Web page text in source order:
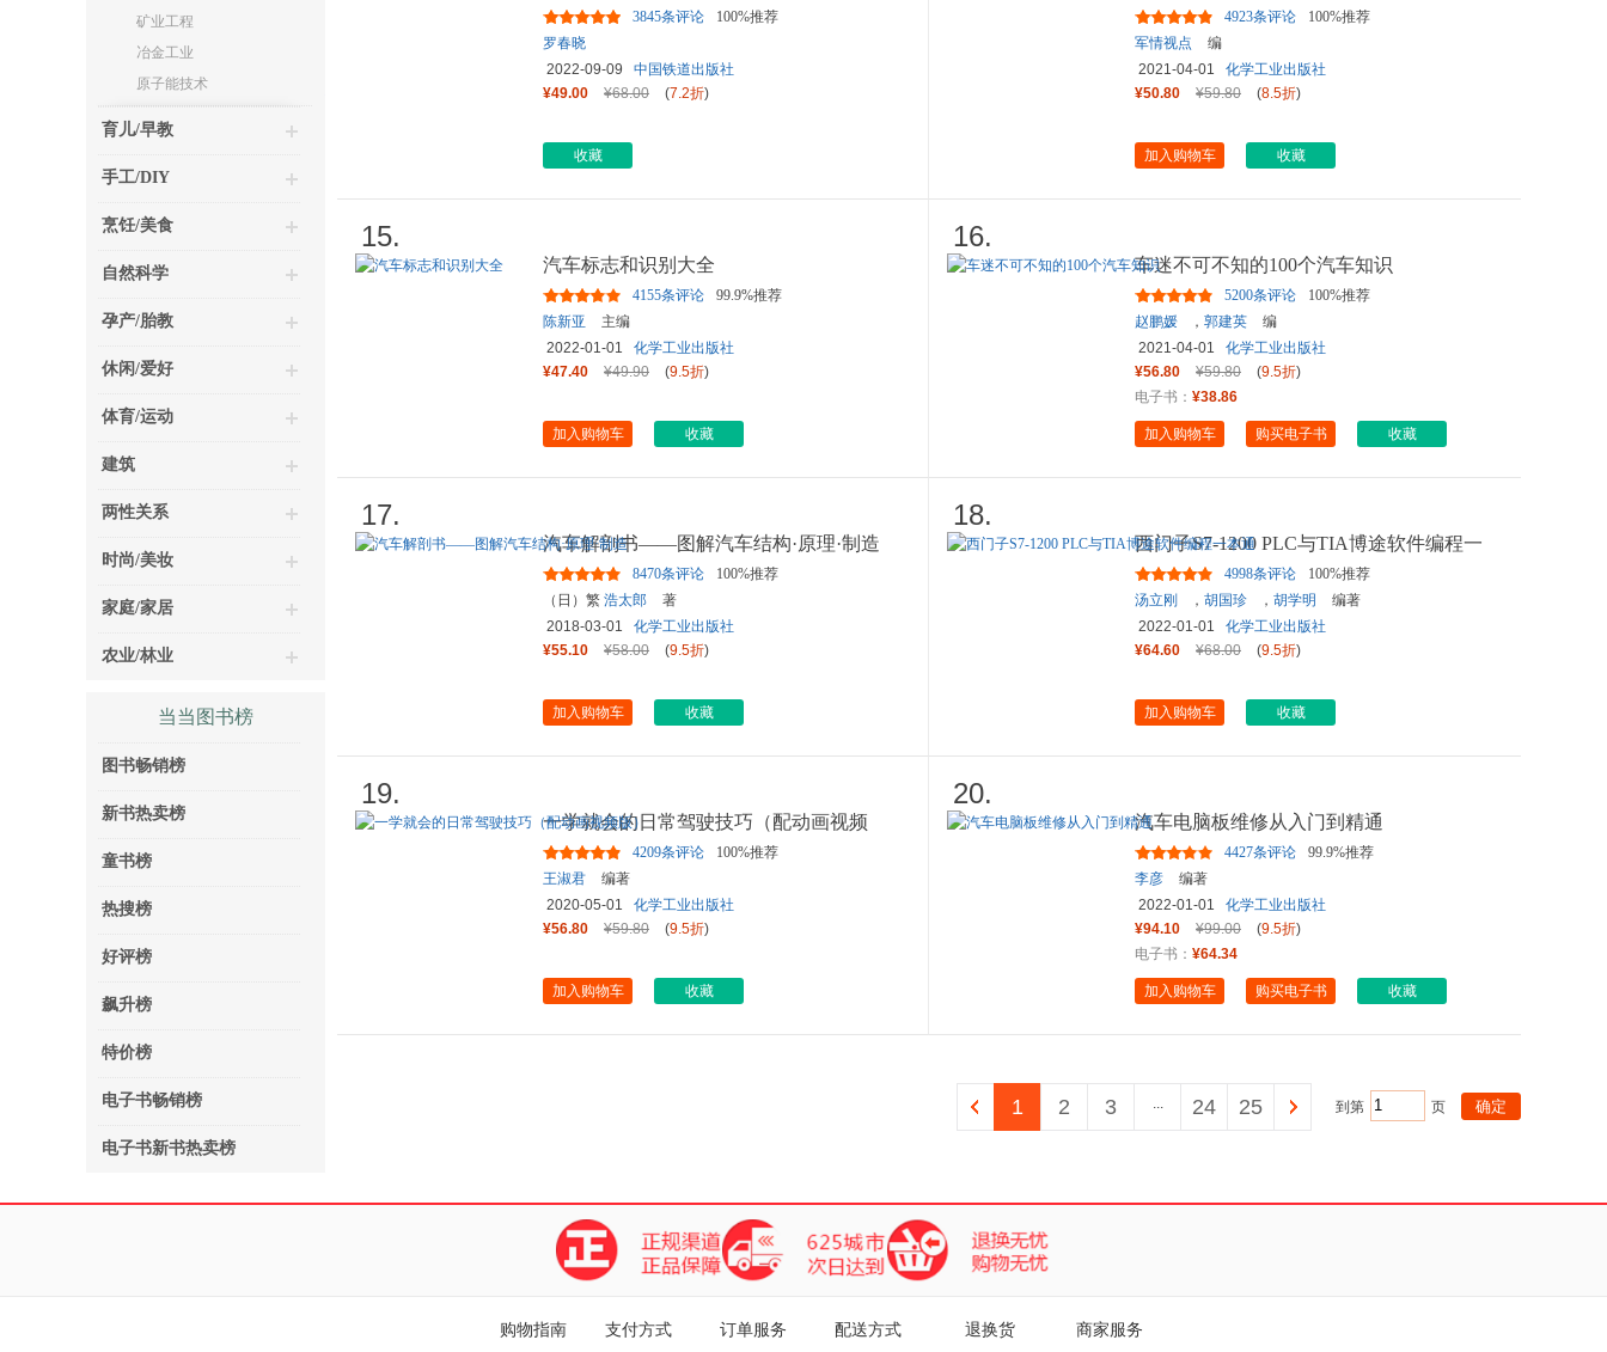
矿业工程
冶金工业
原子能技术
育儿/早教
手工/DIY
烹饪/美食
自然科学
孕产/胎教
休闲/爱好
体育/运动
建筑
两性关系
时尚/美妆
家庭/家居
农业/林业
当当图书榜
图书畅销榜
新书热卖榜
童书榜
热搜榜
好评榜
飙升榜
特价榜
电子书畅销榜
电子书新书热卖榜
3845条评论
100%推荐
罗春晓
2022-09-09
中国铁道出版社
¥49.00
¥68.00 (7.2折)
收藏
4923条评论
100%推荐
军情视点
编
2021-04-01
化学工业出版社
¥50.80
¥59.80 (8.5折)
加入购物车 收藏
15.
汽车标志和识别大全
4155条评论
99.9%推荐
陈新亚
主编
2022-01-01
化学工业出版社
¥47.40
¥49.90 (9.5折)
加入购物车 收藏
16.
车迷不可不知的100个汽车知识
5200条评论
100%推荐
赵鹏媛
， 郭建英
编
2021-04-01
化学工业出版社
¥56.80
¥59.80 (9.5折)
电子书： ¥38.86
加入购物车 购买电子书 收藏
17.
汽车解剖书——图解汽车结构·原理·制造
8470条评论
100%推荐
（日）繁 浩太郎
著
2018-03-01
化学工业出版社
¥55.10
¥58.00 (9.5折)
加入购物车 收藏
18.
西门子S7-1200 PLC与TIA博途软件编程一
本通
4998条评论
100%推荐
汤立刚
， 胡国珍 ， 胡学明
编著
2022-01-01
化学工业出版社
¥64.60
¥68.00 (9.5折)
加入购物车 收藏
19.
一学就会的日常驾驶技巧（配动画视频
版）
4209条评论
100%推荐
王淑君
编著
2020-05-01
化学工业出版社
¥56.80
¥59.80 (9.5折)
加入购物车 收藏
20.
汽车电脑板维修从入门到精通
4427条评论
99.9%推荐
李彦
编著
2022-01-01
化学工业出版社
¥94.10
¥99.00 (9.5折)
电子书： ¥64.34
加入购物车 购买电子书 收藏
1 2 3 ... 24 25 到第 页
购物指南 支付方式 订单服务 配送方式 退换货 商家服务